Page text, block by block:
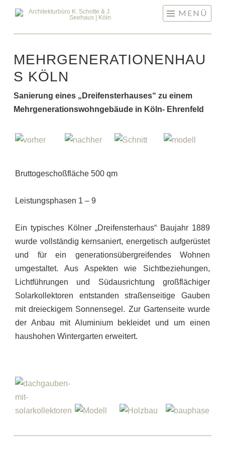
Springe
MENÜ
MEHRGENERATIONENHAU
S KÖLN
Sanierung eines „Dreifensterhauses“ zu einem
Mehrgenerationswohngebäude in Köln- Ehrenfeld
Bruttogeschoßfläche 500 qm
Leistungsphasen 1 – 9
Ein typisches Kölner „Dreifensterhaus“ Baujahr 1889
wurde vollständig kernsaniert, energetisch aufgerüstet
und für ein generationsübergreifendes Wohnen
umgestaltet. Aus Aspekten wie Sichtbeziehungen,
Lichtführungen und Südausrichtung großflächiger
Solarkollektoren entstanden straßenseitige Gauben
mit dreieckigem Sonnensegel. Zur Gartenseite wurde
der Anbau mit Aluminium bekleidet und um einen
haushohen Wintergarten erweitert.